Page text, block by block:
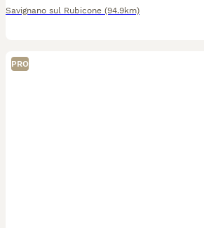
Savignano sul Rubicone (94.9km)
PRO